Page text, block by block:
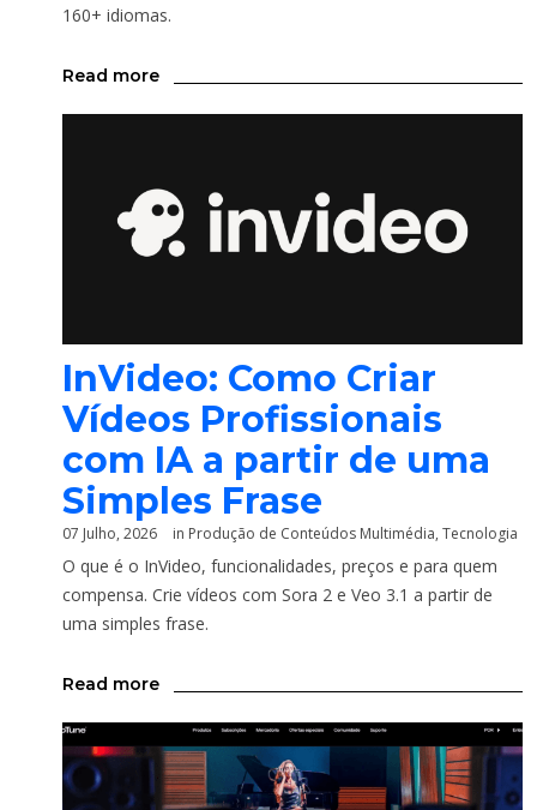
160+ idiomas.
Read more
InVideo: Como Criar
Vídeos Profissionais
com IA a partir de uma
Simples Frase
07 Julho, 2026 in Produção de Conteúdos Multimédia, Tecnologia
O que é o InVideo, funcionalidades, preços e para quem
compensa. Crie vídeos com Sora 2 e Veo 3.1 a partir de
uma simples frase.
Read more